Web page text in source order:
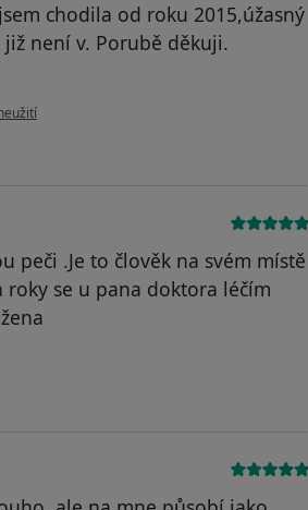
chodila od roku 2015,úžasný
není v. Porubě děkuji.
uživatele Růženka Štefánikova
peči .Je to člověk na svém místě
se u pana doktora léčím